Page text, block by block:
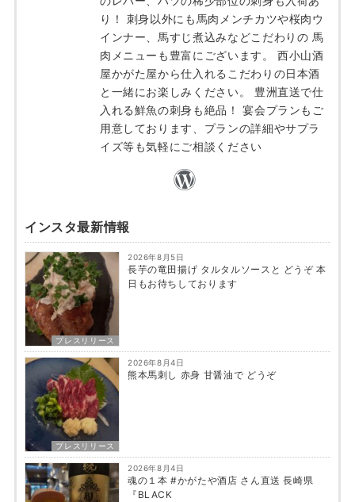
り！ 刺身以外にも馬肉メンチカツや桜肉ウ
インナー、馬すじ煮込みなどこだわりの 馬
肉メニューも豊富にございます。 西小山酒
屋かがた屋から仕入れるこだわりの日本酒
と一緒にお楽しみください。 豊洲直送で仕
入れる鮮魚の刺身も絶品！ 宴会プランもご
用意しております、プランの詳細やサプラ
イズ等も気軽にご相談ください
インスタ最新情報
プレスリリース
2026年8月5日
長芋の竜田揚げ タルタルソースと どうぞ 本
日もお待ちしております
プレスリリース
2026年8月4日
熊本馬刺し 赤身 甘醤油で どうぞ
2026年8月4日
魂の１本 #かがたや酒店 さん直送 長崎県
『BLACK